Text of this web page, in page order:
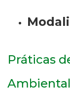
Práticas
Ambiental